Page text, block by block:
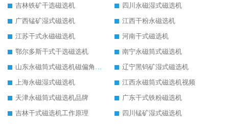
吉林铁矿干选磁选机
四川永磁湿式磁选机
广西锰矿湿式磁选机
江西干粉永磁选机
江苏干式永磁磁选机
河南干式磁选机
鄂尔多斯干式干选磁选机
南宁永磁筒式磁选机
山东永磁筒式磁选机磁偏角怎么调整
辽宁黑钨矿湿式磁选机
上海永磁湿式磁选机
江西永磁筒式磁选机视频
天津永磁筒式磁选机品牌
广东干式铁粉磁选机
吉林干式磁选机工作原理
四川锰矿湿式磁选机